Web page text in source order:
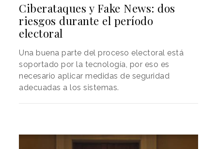
Ciberataques y Fake News: dos
riesgos durante el período
electoral
Una buena parte del proceso electoral está
soportado por la tecnología, por eso es
necesario aplicar medidas de seguridad
adecuadas a los sistemas.